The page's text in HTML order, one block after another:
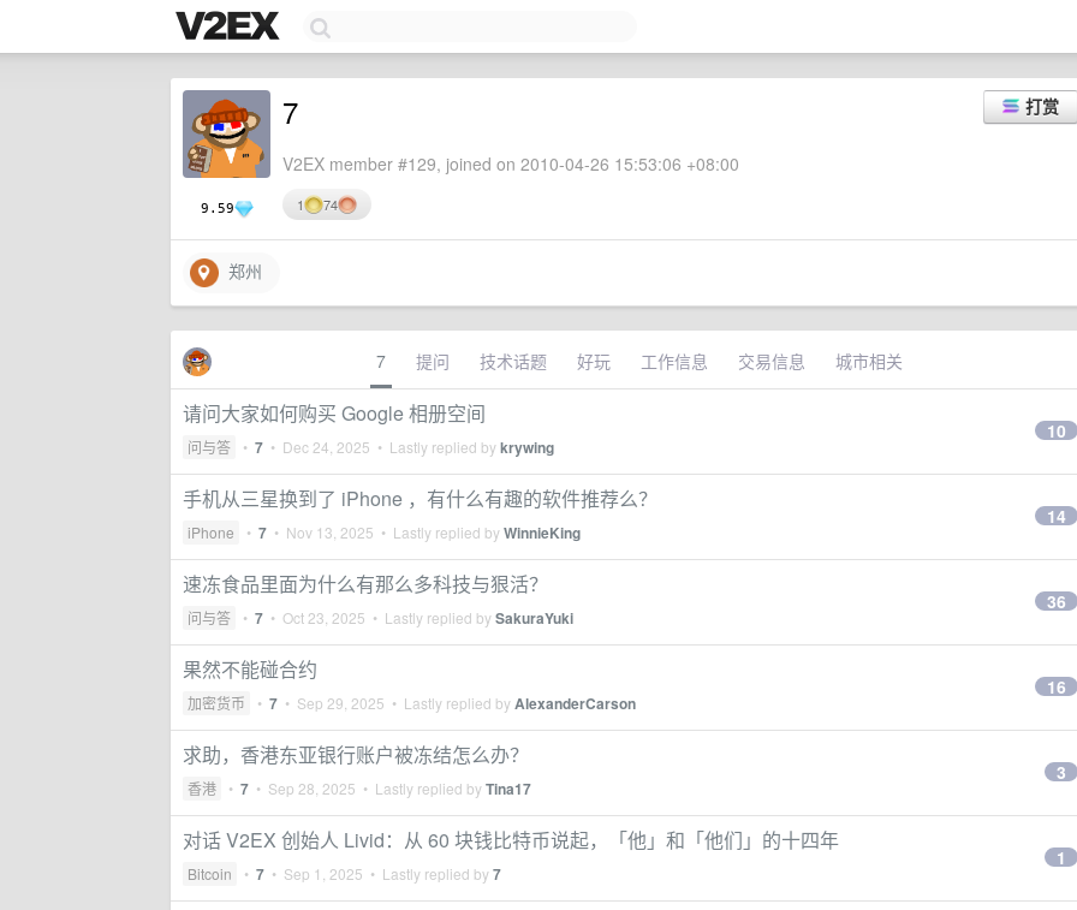
9.59
打赏
7
V2EX member #129, joined on 2010-04-26 15:53:06 +08:00
1 74
郑州
7 提问 技术话题 好玩 工作信息 交易信息 城市相关
请问大家如何购买 Google 相册空间
问与答 • 7 • Dec 24, 2025 • Lastly replied bykrywing
10
手机从三星换到了 iPhone ，有什么有趣的软件推荐么？
iPhone • 7 • Nov 13, 2025 • Lastly replied byWinnieKing
14
速冻食品里面为什么有那么多科技与狠活？
问与答 • 7 • Oct 23, 2025 • Lastly replied bySakuraYuki
36
果然不能碰合约
加密货币 • 7 • Sep 29, 2025 • Lastly replied byAlexanderCarson
16
求助，香港东亚银行账户被冻结怎么办？
香港 • 7 • Sep 28, 2025 • Lastly replied byTina17
3
对话 V2EX 创始人 Livid：从 60 块钱比特币说起，「他」和「他们」的十四年
Bitcoin • 7 • Sep 1, 2025 • Lastly replied by7
1